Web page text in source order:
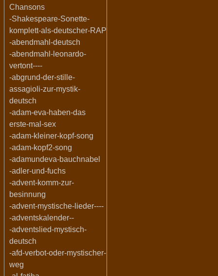
Chansons
-Shakespeare-Sonette-
komplett-als-deutscher-RAP
-abendmahl-deutsch
-abendmahl-leonardo-
vertont----
-abgrund-der-stille-
assagioli-zur-mystik-
deutsch
-adam-eva-haben-das
erste-mal-sex
-adam-kleiner-kopf-song
-adam-kopf2-song
-adamundeva-bauchnabel
-adler-und-fuchs
-advent-komm-zur-
besinnung
-advent-mystische-lieder----
-adventskalender--
-adventslied-mystisch-
deutsch
-afd-verbot-oder-mystischer-
weg